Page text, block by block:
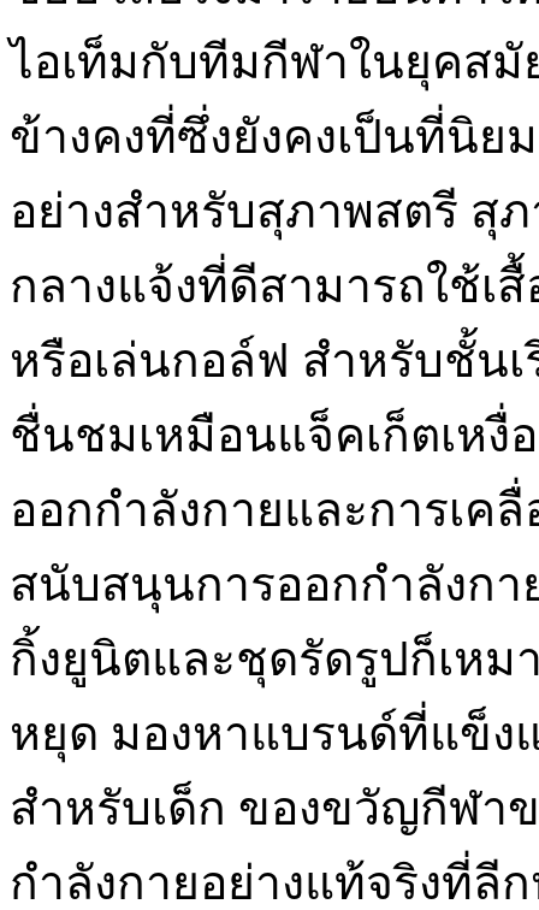
ไอเท็มกับทีมกีฬาในยุคส
ข้างคงที่ซึ่งยังคงเป็นที่นิย
อย่างสำหรับสุภาพสตรี สุ
กลางแจ้งที่ดีสามารถใช้เ
หรือเล่นกอล์ฟ สำหรับชั้น
ชื่นชมเหมือนแจ็คเก็ตเหงื่
ออกกำลังกายและการเค
สนับสนุนการออกกำลังกา
กิ้งยูนิตและชุดรัดรูปก็เห
หยุด มองหาแบรนด์ที่แข็ง
สำหรับเด็ก ของขวัญกีฬา
กำลังกายอย่างแท้จริงที่ลี